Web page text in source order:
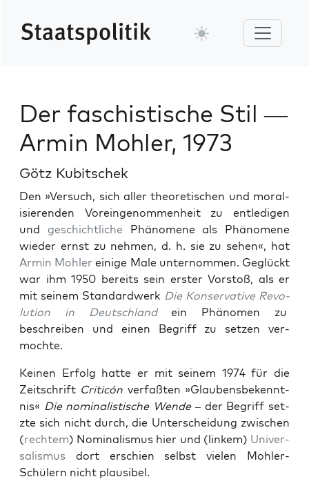
Der faschistische Stil —
Armin Mohler, 1973
Götz Kubitschek
Den »Ver­such, sich aller the­o­retis­chen und moral­
isieren­den Vor­ein­genom­men­heit zu entledi­gen
und geschichtliche Phänomene als Phänomene
wieder ernst zu nehmen, d. h. sie zu sehen«, hat
Armin Mohler einige Male unter­nom­men. Geglückt
war ihm 1950 bere­its sein erster Vorstoß, als er
mit seinem Stan­dard­w­erk Die Kon­ser­v­a­tive Rev­o­
lu­tion in Deutsch­landein Phänomen zu
beschreiben und einen Begriff zu set­zen ver­
mochte.
Keinen Erfolg hat­te er mit seinem 1974 für die
Zeitschrift Crit­icón ver­faßten »Glaubens­beken­nt­
nis« Die nom­i­nal­is­tis­che Wende– der Begriff set­
zte sich nicht durch, die Unter­schei­dung zwis­chen
(rechtem) Nom­i­nal­is­mus hier und (linkem) Uni­ver­
sal­is­mus dort erschien selb­st vie­len Mohler-
Schülern nicht plau­si­bel.